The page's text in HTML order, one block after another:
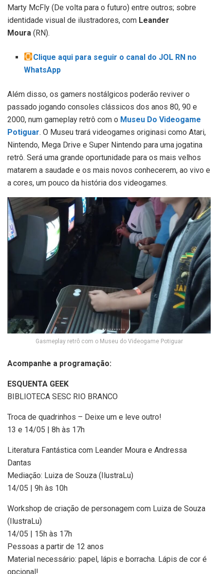
Marty McFly (De volta para o futuro) entre outros; sobre
identidade visual de ilustradores, com Leander
Moura (RN).
Clique aqui para seguir o canal do JOL RN no
WhatsApp
Além disso, os gamers nostálgicos poderão reviver o
passado jogando consoles clássicos dos anos 80, 90 e
2000, num gameplay retrô com o Museu Do Videogame
Potiguar. O Museu trará videogames originasi como Atari,
Nintendo, Mega Drive e Super Nintendo para uma jogatina
retrô. Será uma grande oportunidade para os mais velhos
matarem a saudade e os mais novos conhecerem, ao vivo e
a cores, um pouco da história dos videogames.
Gasmeplay retrô com o Museu do Videogame Potiguar
Acompanhe a programação:
ESQUENTA GEEK
BIBLIOTECA SESC RIO BRANCO
Troca de quadrinhos – Deixe um e leve outro!
13 e 14/05 | 8h às 17h
Literatura Fantástica com Leander Moura e Andressa
Dantas
Mediação: Luiza de Souza (IlustraLu)
14/05 | 9h às 10h
Workshop de criação de personagem com Luiza de Souza
(IlustraLu)
14/05 | 15h às 17h
Pessoas a partir de 12 anos
Material necessário: papel, lápis e borracha. Lápis de cor é
opcional!